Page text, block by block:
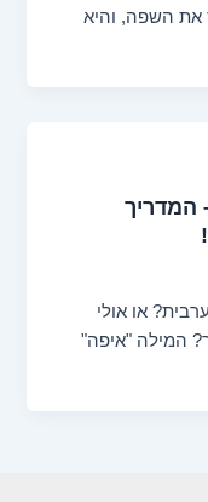
את השפה, והיא
המדריך
או אולי
המילה "איפה"